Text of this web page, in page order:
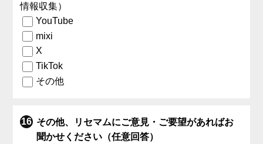
情報収集）
YouTube
mixi
X
TikTok
その他
その他、リセマムにご意見・ご要望があればお
聞かせください（任意回答）